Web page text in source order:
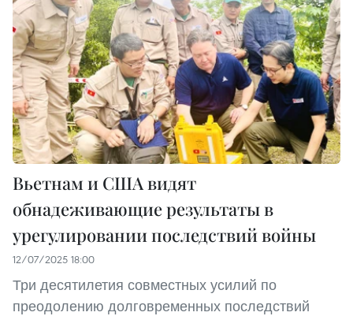
Вьетнам и США видят
обнадеживающие результаты в
урегулировании последствий войны
12/07/2025 18:00
Три десятилетия совместных усилий по
преодолению долговременных последствий